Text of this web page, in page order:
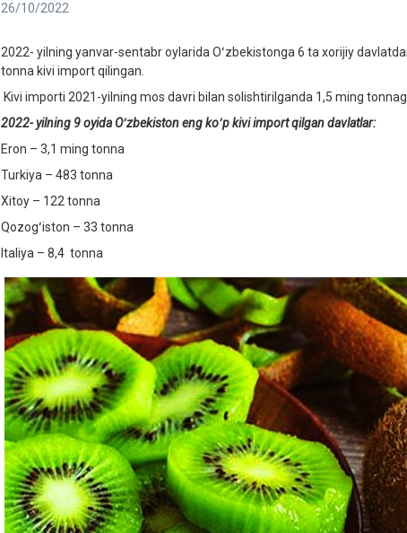
26/10/2022
2022- yilning yanvar-sentabr oylarida Oʻzbekistonga 6 ta xorijiy
tonna kivi import qilingan.
Kivi importi 2021-yilning mos davri bilan solishtirilganda 1,5 ming
2022- yilning 9 oyida Oʻzbekiston eng koʻp kivi import qilgan davlatlar:
Eron – 3,1 ming tonna
Turkiya – 483 tonna
Xitoy – 122 tonna
Qozogʻiston – 33 tonna
Italiya – 8,4 tonna